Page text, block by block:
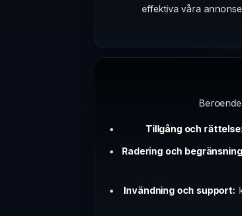
effektiva våra
Tillgång och
Radering och
Invändning och support: